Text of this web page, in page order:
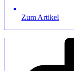
Zum Artikel